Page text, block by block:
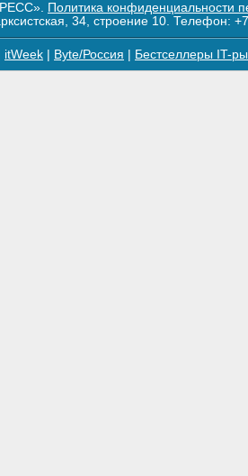
Политика конфиденциальности
34, строение 10. Телефон:
itWeek Byte/Россия Бестселлеры IT-